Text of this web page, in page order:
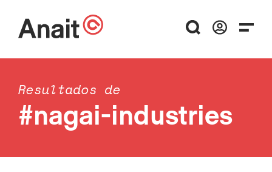
Resultados de
#nagai-industries